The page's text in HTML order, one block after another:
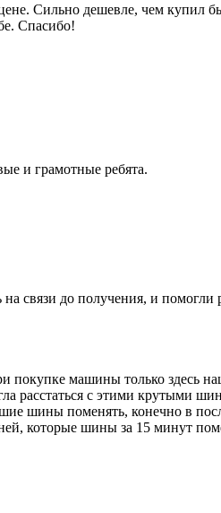
Сильно дешевле, чем купил
Спасибо!
и грамотные ребята.
связи до получения, и помогли
покупке машины только здесь
расстаться с этими крутыми
шины поменять, конечно в
которые шины за 15 минут